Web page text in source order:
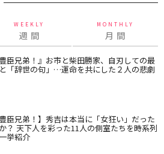
WEEKLY
週 間
MONTHLY
月 間
豊臣兄弟！』お市と柴田勝家、自刃しての最
「辞世の句」…運命を共にした２人の悲劇
豊臣兄弟！】秀吉は本当に「女狂い」だった
？ 天下人を彩った11人の側室たちを時系列
挙紹介